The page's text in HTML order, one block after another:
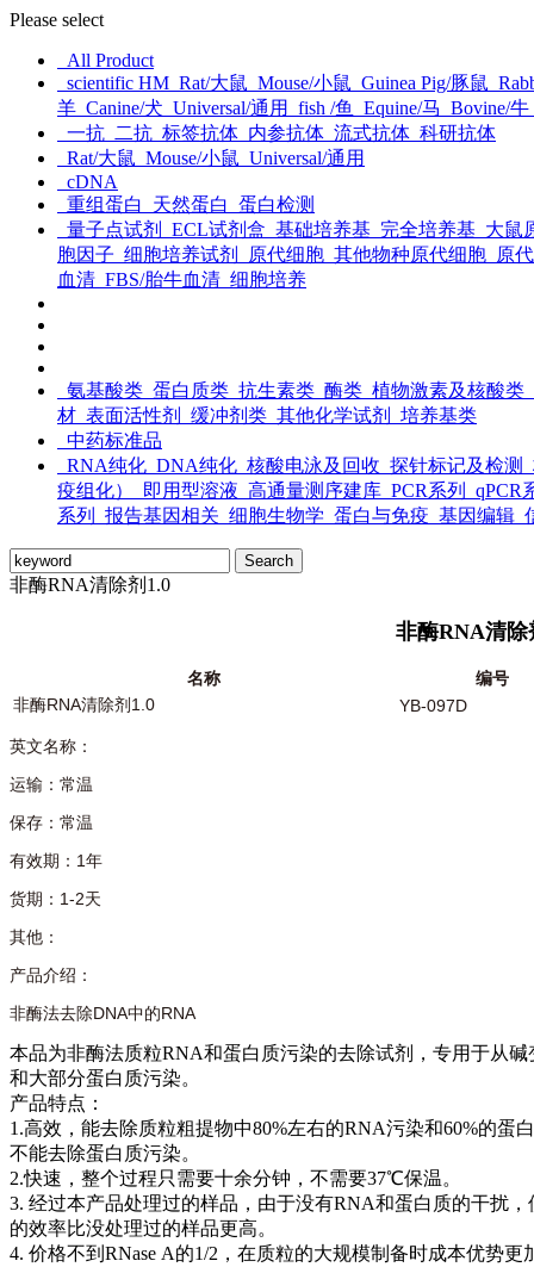
Please select
All Product
scientific HM Rat/大鼠 Mouse/小鼠 Guinea Pig/豚鼠
羊 Canine/犬 Universal/通用 fish /鱼 Equine/马 Bovine/牛
一抗 二抗 标签抗体 内参抗体 流式抗体 科研抗体
Rat/大鼠 Mouse/小鼠 Universal/通用
cDNA
重组蛋白
天然蛋白 蛋白检测
量子点试剂
ECL试剂盒 基础培养基 完全培养基 大鼠
胞因子 细胞培养试剂 原代细胞 其他物种原代细胞 原
血清 FBS/胎牛血清 细胞培养
氨基酸类 蛋白质类 抗生素类 酶类 植物激素及核酸类
材 表面活性剂 缓冲剂类 其他化学试剂
培养基类
中药标准品
RNA纯化 DNA纯化 核酸电泳及回收 探针标记及检测
疫组化）
即用型溶液 高通量测序建库 PCR系列
qPCR
系列
报告基因相关 细胞生物学 蛋白与免疫 基因编辑
非酶RNA清除剂1.0
非酶RNA清除
名称
编号
非酶RNA清除剂1.0
YB-097D
英文名称：
运输：常温
保存：常温
有效期：1年
货期：1-2天
其他：
产品介绍：
非酶法去除DNA中的RNA
本品为非酶法质粒RNA和蛋白质污染的去除试剂，专用于从
和大部分蛋白质污染。
产品特点：
1.高效，能去除质粒粗提物中80%左右的RNA污染和60%的蛋
不能去除蛋白质污染。
2.快速，整个过程只需要十余分钟，不需要37℃保温。
3. 经过本产品处理过的样品，由于没有RNA和蛋白质的干扰
的效率比没处理过的样品更高。
4. 价格不到RNase A的1/2，在质粒的大规模制备时成本优势更